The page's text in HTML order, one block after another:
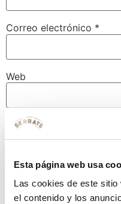
Esta página web usa
Las cookies de este
el contenido y los
Correo electrónico *
Web